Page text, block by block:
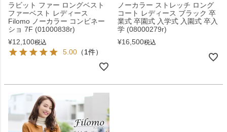
ラビット ファー ロングベスト
ファーベスト レディース
Filomo ノーカラー コンビネー
ショ 7F (01000838r)
¥12,100税込
5.00 （1件）
ノーカラー ストレッチ ロング
コート レディース ブラック 卒
業式 卒園式 入学式 入園式 卒入
学 (08000279r)
¥16,500税込